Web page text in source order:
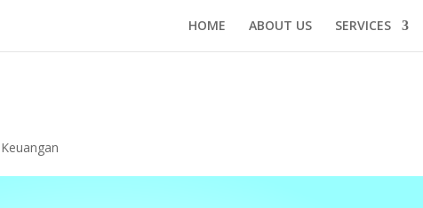
HOME ABOUT US SERVICES
Keuangan